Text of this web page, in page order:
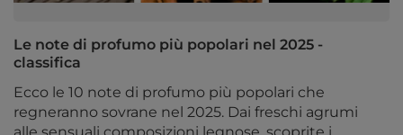
Le note di profumo più popolari nel 2025 -
classifica
Ecco le 10 note di profumo più popolari che
regneranno sovrane nel 2025. Dai freschi agrumi